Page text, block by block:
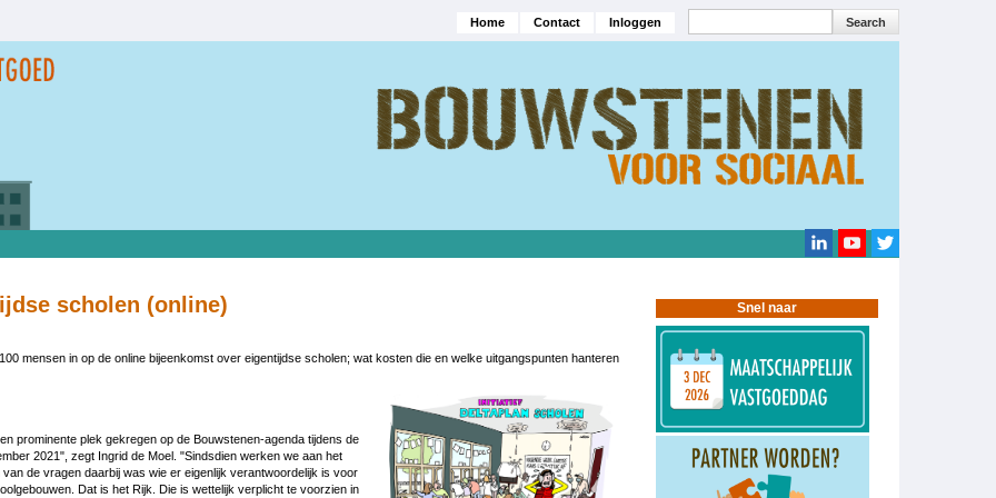
Search
Hoofdnavigatie
Home Contact Inloggen
scholen (online)
mensen in op de online bijeenkomst over eigentijdse scholen; wat kosten die en welke uitgangspunten hanteren
prominente plek gekregen op de Bouwstenen-agenda tijdens de
2021", zegt Ingrid de Moel. "Sindsdien werken we aan het
van de vragen daarbij was wie er eigenlijk verantwoordelijk is voor
Dat is het Rijk. Die is wettelijk verplicht te voorzien in
Snel naar